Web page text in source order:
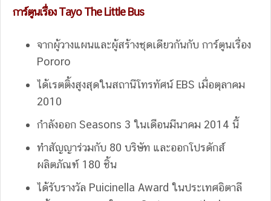
การ์ตูนเรื่อง Tayo The Little Bus
จากผู้วางแผนและผู้สร้างชุดเดียวกันกับ การ์ตูนเรื่อง
Pororo
ได้เรตติ้งสูงสุดในสถานีโทรทัศน์ EBS เมื่อตุลาคม
2010
กำลังออก Seasons 3 ในเดือนมีนาคม 2014 นี้
ทำสัญญาร่วมกับ 80 บริษัท และออกโปรดักส์
ผลิตภัณฑ์ 180 ชิ้น
ได้รับรางวัล Puicinella Award ในประเทศอิตาลี